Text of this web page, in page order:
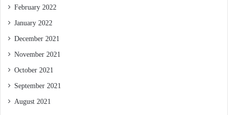
February 2022
January 2022
December 2021
November 2021
October 2021
September 2021
August 2021